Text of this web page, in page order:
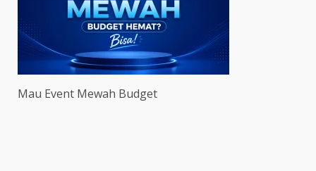
Mau Event Mewah Budget